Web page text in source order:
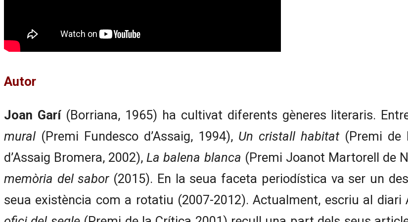
Autor
Joan Garí (Borriana, 1965) ha cultivat diferents gèneres literaris.
mural (Premi Fundesco d’Assaig, 1994), Un cristall habitat(Premi de
d’Assaig Bromera, 2002),La balena blanca (Premi Joanot Martorell de
memòria del sabor(2015). En la seua faceta periodística va ser un
seua existència com a rotatiu (2007-2012). Actualment, escriu al diari